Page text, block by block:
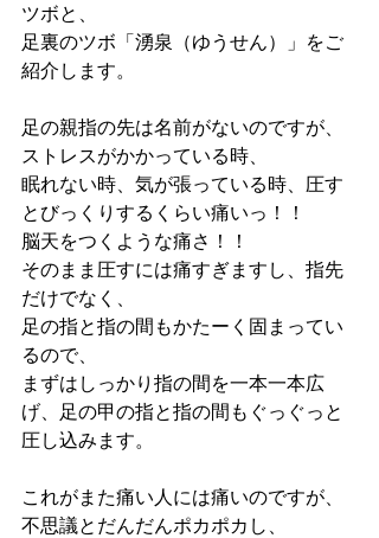
ツボと、
足裏のツボ「湧泉（ゆうせん）」をご
紹介します。
足の親指の先は名前がないのですが、
ストレスがかかっている時、
眠れない時、気が張っている時、圧す
とびっくりするくらい痛いっ！！
脳天をつくような痛さ！！
そのまま圧すには痛すぎますし、指先
だけでなく、
足の指と指の間もかたーく固まってい
るので、
まずはしっかり指の間を一本一本広
げ、足の甲の指と指の間もぐっぐっと
圧し込みます。
これがまた痛い人には痛いのですが、
不思議とだんだんポカポカし、